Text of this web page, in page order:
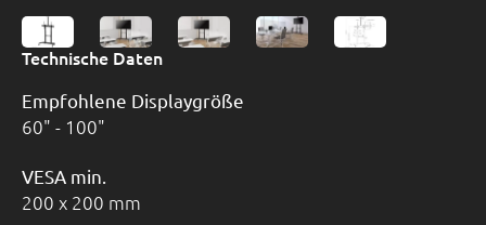
Technische Daten
Empfohlene Displaygröße
60" - 100"
VESA min.
200 x 200 mm